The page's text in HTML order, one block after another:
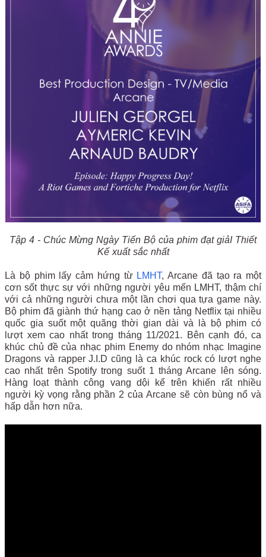
Tập 4 - Chúc Mừng Ngày Tiến Bộ của phim đạt giảI Thiết
Kế xuất sắc nhất
Là bộ phim lấy cảm hứng từLMHT, Arcane đã tạo ra một
cơn sốt thực sự với những người yêu mến LMHT, thậm chí
với cả những người chưa một lần chơi qua tựa game này.
Bộ phim đã giành thứ hạng cao ở nền tảng Netflix tại nhiều
quốc gia suốt một quãng thời gian dài và là bộ phim có
lượt xem cao nhất trong tháng 11/2021. Bên cạnh đó, ca
khúc chủ đề của nhạc phim Enemy do nhóm nhạc Imagine
Dragons và rapper J.I.D cũng là ca khúc rock có lượt nghe
cao nhất trên Spotify trong suốt 1 tháng Arcane lên sóng.
Hàng loạt thành công vang dội kể trên khiến rất nhiều
người kỳ vọng rằng phần 2 của Arcane sẽ còn bùng nổ và
hấp dẫn hơn nữa.